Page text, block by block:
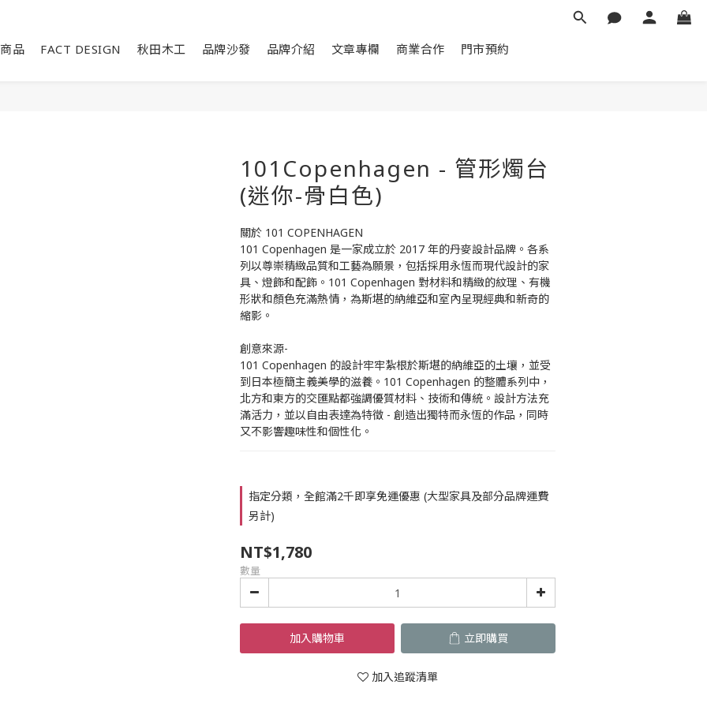
品 FACT DESIGN 秋田木工 品牌沙發 品牌介紹 文章專欄 商業合作 門市預約
101Copenhagen - 管形燭台
(迷你-骨白色)
關於 101 COPENHAGEN
101 Copenhagen 是一家成立於 2017 年的丹麥設計品牌。各系
列以尊崇精緻品質和工藝為願景，包括採用永恆而現代設計的家
具、燈飾和配飾。101 Copenhagen 對材料和精緻的紋理、有機
形狀和顏色充滿熱情，為斯堪的納維亞和室內呈現經典和新奇的
縮影。
創意來源-
101 Copenhagen 的設計牢牢紮根於斯堪的納維亞的土壤，並受
到日本極簡主義美學的滋養。101 Copenhagen 的整體系列中，
北方和東方的交匯點都強調優質材料、技術和傳統。設計方法充
滿活力，並以自由表達為特徵 - 創造出獨特而永恆的作品，同時
又不影響趣味性和個性化。
指定分類，全館滿2千即享免運優惠 (大型家具及部分品牌運費
另計)
NT$1,780
數量
加入購物車 立即購買
加入追蹤清單